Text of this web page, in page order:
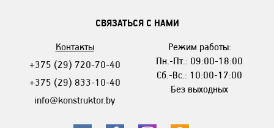
СВЯЗАТЬСЯ С НАМИ
Контакты
+375 (29) 720-70-40
+375 (29) 833-10-40
info@konstruktor.by
Режим работы:
Пн.-Пт.: 09:00-18:00
Сб.-Вс.: 10:00-17:00
Без выходных